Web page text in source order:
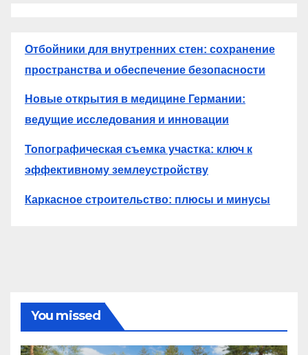
Отбойники для внутренних стен: сохранение
пространства и обеспечение безопасности
Новые открытия в медицине Германии:
ведущие исследования и инновации
Топографическая съемка участка: ключ к
эффективному землеустройству
Каркасное строительство: плюсы и минусы
You missed